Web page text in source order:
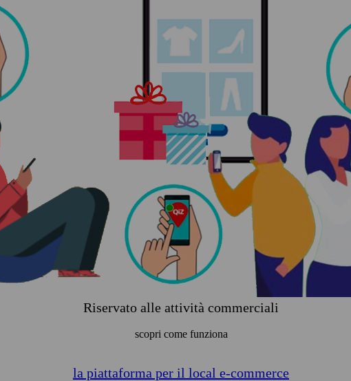
Riservato alle attività commerciali
scopri come funziona
la piattaforma per il local e-commerce